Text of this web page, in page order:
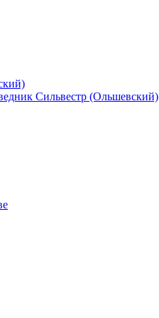
Сильвестр (Ольшевский)